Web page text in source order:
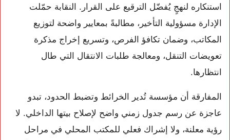
استنكاره لنهجٍ يُفضّل الترقيع على القرار. النقابة حمّلت
الإدارة مسؤولية التأخير، مطالبةً بمعايير واضحة لتوزيع
المكاتب، وضمان تكافؤ الفرص، وتسريع إخراج مذكرة
تعويضات التنقل، ومعالجة طلبات الانتقال التي طال
انتظارها.
المفارقة أن مؤسسة تُدير الخرائط وتضبط الحدود، تبدو
عاجزة عن رسم جدول زمني واضح لإصلاح بيتها الداخلي. لا
رؤية معلنة، ولا إشراك فعلي للمكتب المحلي في مراحل